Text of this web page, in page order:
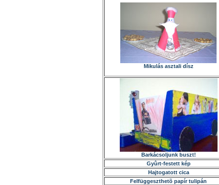
Mikulás asztali dísz
Barkácsoljunk buszt!
Gyûrt-festett kép
Hajtogatott cica
Felfüggeszthetõ papír tulipán